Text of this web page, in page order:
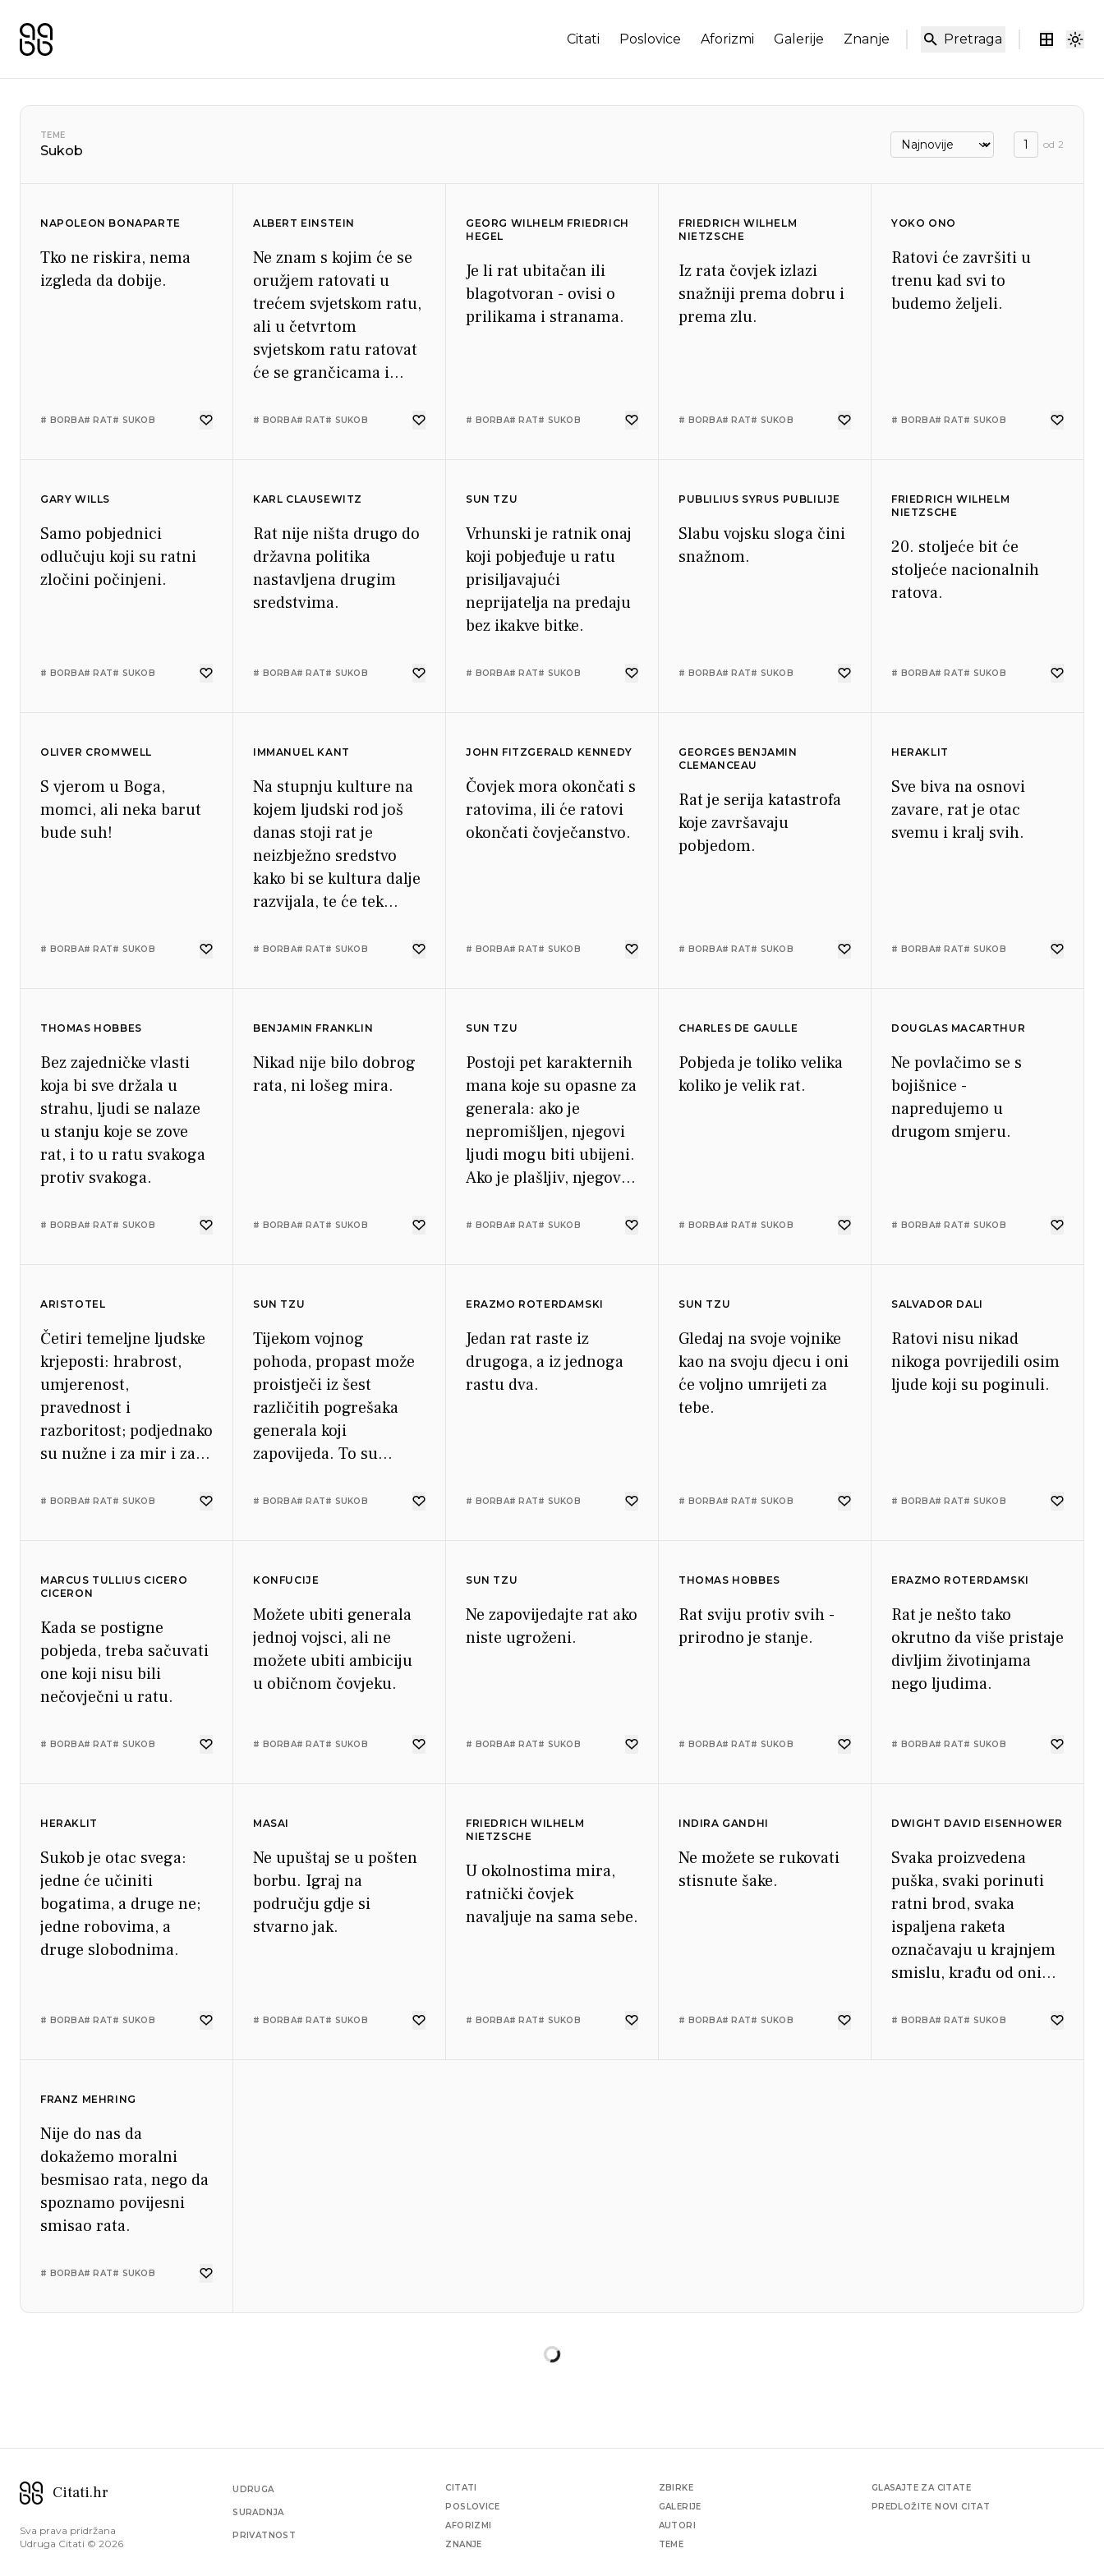
Pretraga
Citati Poslovice Aforizmi Galerije Znanje
TEME
Sukob od 2
NAPOLEON BONAPARTE
Tko ne riskira, nema
izgleda da dobije.
# BORBA# RAT# SUKOB
ALBERT EINSTEIN
Ne znam s kojim će se
oružjem ratovati u
trećem svjetskom ratu,
ali u četvrtom
svjetskom ratu ratovat
će se grančicama i
# BORBA# RAT# SUKOB
GEORG WILHELM FRIEDRICH
HEGEL
Je li rat ubitačan ili
blagotvoran - ovisi o
prilikama i stranama.
# BORBA# RAT# SUKOB
FRIEDRICH WILHELM
NIETZSCHE
Iz rata čovjek izlazi
snažniji prema dobru i
prema zlu.
# BORBA# RAT# SUKOB
YOKO ONO
Ratovi će završiti u
trenu kad svi to
budemo željeli.
# BORBA# RAT# SUKOB
GARY WILLS
Samo pobjednici
odlučuju koji su ratni
zločini počinjeni.
# BORBA# RAT# SUKOB
KARL CLAUSEWITZ
Rat nije ništa drugo do
državna politika
nastavljena drugim
sredstvima.
# BORBA# RAT# SUKOB
SUN TZU
Vrhunski je ratnik onaj
koji pobjeđuje u ratu
prisiljavajući
neprijatelja na predaju
bez ikakve bitke.
# BORBA# RAT# SUKOB
PUBLILIUS SYRUS PUBLILIJE
Slabu vojsku sloga čini
snažnom.
# BORBA# RAT# SUKOB
FRIEDRICH WILHELM
NIETZSCHE
20. stoljeće bit će
stoljeće nacionalnih
ratova.
# BORBA# RAT# SUKOB
OLIVER CROMWELL
S vjerom u Boga,
momci, ali neka barut
bude suh!
# BORBA# RAT# SUKOB
IMMANUEL KANT
Na stupnju kulture na
kojem ljudski rod još
danas stoji rat je
neizbježno sredstvo
kako bi se kultura dalje
razvijala, te će tek
vječni mir biti za nas
# BORBA# RAT# SUKOB
JOHN FITZGERALD KENNEDY
Čovjek mora okončati s
ratovima, ili će ratovi
okončati čovječanstvo.
# BORBA# RAT# SUKOB
GEORGES BENJAMIN
CLEMANCEAU
Rat je serija katastrofa
koje završavaju
pobjedom.
# BORBA# RAT# SUKOB
HERAKLIT
Sve biva na osnovi
zavare, rat je otac
svemu i kralj svih.
# BORBA# RAT# SUKOB
THOMAS HOBBES
Bez zajedničke vlasti
koja bi sve držala u
strahu, ljudi se nalaze
u stanju koje se zove
rat, i to u ratu svakoga
protiv svakoga.
# BORBA# RAT# SUKOB
BENJAMIN FRANKLIN
Nikad nije bilo dobrog
rata, ni lošeg mira.
# BORBA# RAT# SUKOB
SUN TZU
Postoji pet karakternih
mana koje su opasne za
generala: ako je
nepromišljen, njegovi
ljudi mogu biti ubijeni.
Ako je plašljiv, njegova
zarobljena. Ako je
ljudima, oklijevati će u
kritičnom trenutku.
# BORBA# RAT# SUKOB
CHARLES DE GAULLE
Pobjeda je toliko velika
koliko je velik rat.
# BORBA# RAT# SUKOB
DOUGLAS MACARTHUR
Ne povlačimo se s
bojišnice -
napredujemo u
drugom smjeru.
# BORBA# RAT# SUKOB
ARISTOTEL
Četiri temeljne ljudske
krjeposti: hrabrost,
umjerenost,
pravednost i
razboritost; podjednako
su nužne i za mir i za
# BORBA# RAT# SUKOB
SUN TZU
Tijekom vojnog
pohoda, propast može
proistječi iz šest
različitih pogrešaka
generala koji
zapovijeda. To su
neposlušnost,
# BORBA# RAT# SUKOB
ERAZMO ROTERDAMSKI
Jedan rat raste iz
drugoga, a iz jednoga
rastu dva.
# BORBA# RAT# SUKOB
SUN TZU
Gledaj na svoje vojnike
kao na svoju djecu i oni
će voljno umrijeti za
tebe.
# BORBA# RAT# SUKOB
SALVADOR DALI
Ratovi nisu nikad
nikoga povrijedili osim
ljude koji su poginuli.
# BORBA# RAT# SUKOB
MARCUS TULLIUS CICERO
CICERON
Kada se postigne
pobjeda, treba sačuvati
one koji nisu bili
nečovječni u ratu.
# BORBA# RAT# SUKOB
KONFUCIJE
Možete ubiti generala
jednoj vojsci, ali ne
možete ubiti ambiciju
u običnom čovjeku.
# BORBA# RAT# SUKOB
SUN TZU
Ne zapovijedajte rat ako
niste ugroženi.
# BORBA# RAT# SUKOB
THOMAS HOBBES
Rat sviju protiv svih -
prirodno je stanje.
# BORBA# RAT# SUKOB
ERAZMO ROTERDAMSKI
Rat je nešto tako
okrutno da više pristaje
divljim životinjama
nego ljudima.
# BORBA# RAT# SUKOB
HERAKLIT
Sukob je otac svega:
jedne će učiniti
bogatima, a druge ne;
jedne robovima, a
druge slobodnima.
# BORBA# RAT# SUKOB
MASAI
Ne upuštaj se u pošten
borbu. Igraj na
području gdje si
stvarno jak.
# BORBA# RAT# SUKOB
FRIEDRICH WILHELM
NIETZSCHE
U okolnostima mira,
ratnički čovjek
navaljuje na sama sebe.
# BORBA# RAT# SUKOB
INDIRA GANDHI
Ne možete se rukovati
stisnute šake.
# BORBA# RAT# SUKOB
DWIGHT DAVID EISENHOWER
Svaka proizvedena
puška, svaki porinuti
ratni brod, svaka
ispaljena raketa
označavaju u krajnjem
smislu, krađu od onih
se nahraniti, od onih
# BORBA# RAT# SUKOB
FRANZ MEHRING
Nije do nas da
dokažemo moralni
besmisao rata, nego da
spoznamo povijesni
smisao rata.
# BORBA# RAT# SUKOB
Citati.hr
Sva prava pridržana
Udruga Citati © 2026
UDRUGA
SURADNJA
PRIVATNOST
CITATI
POSLOVICE
AFORIZMI
ZNANJE
ZBIRKE
GALERIJE
AUTORI
TEME
GLASAJTE ZA CITATE
PREDLOŽITE NOVI CITAT